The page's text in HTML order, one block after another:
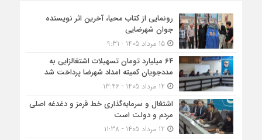
رونمایی از کتاب محیا، آخرین اثر نویسنده
جوان شهرضایی
15 مرداد 1405 - 9:31
۶۴ میلیارد تومان تسهیلات اشتغالزایی به
مددجویان کمیته امداد شهرضا پرداخت شد
اشتغال و سرمایه‌گذاری خط قرمز و دغدغه اصلی
مردم و دولت است